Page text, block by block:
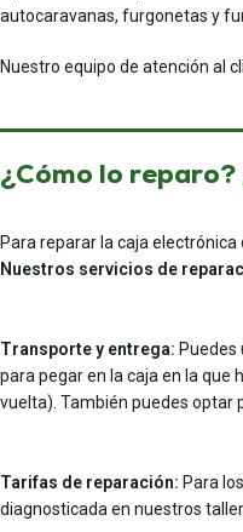
autocaravanas, furgonetas y
Nuestro equipo de atención al
¿Cómo lo
Para reparar la caja
Nuestros servicios de
Transporte y entrega:
para pegar en la caja en la que
vuelta). También puedes optar
Tarifas de reparación: Para
diagnosticada en nuestros